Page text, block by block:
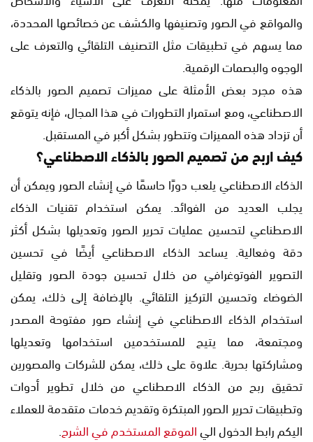
والمواقع في الصور وتصنيفها والكشف عن خصائصها المحددة،
مما يسهم في تطبيقات مثل التصنيف التلقائي والتعرف على
الوجوه والبصمات الرقمية.
هذه مجرد بعض الأمثلة على مميزات تصميم الصور بالذكاء
الاصطناعي، ومع استمرار التطورات في هذا المجال، فإنه يتوقع
أن تزداد هذه المميزات وتتطور بشكل أكبر في المستقبل.
كيف اربح من تصميم الصور بالذكاء الاصطناعي؟
الذكاء الاصطناعي يلعب دورًا حاسمًا في إنشاء الصور ويمكن أن
يجلب العديد من الفوائد. يمكن استخدام تقنيات الذكاء
الاصطناعي لتحسين عمليات تحرير الصور وتعديلها بشكل أكثر
دقة وفعالية. يساعد الذكاء الاصطناعي أيضًا في تحسين
التصوير الفوتوغرافي من خلال تحسين جودة الصور وتقليل
الضوضاء وتحسين التركيز التلقائي. بالإضافة إلى ذلك، يمكن
استخدام الذكاء الاصطناعي في إنشاء صور مفتوحة المصدر
ومجتمعة، مما يتيح للمستخدمين استخدامها وتعديلها
ومشاركتها بحرية. علاوة على ذلك، يمكن للشركات والمصورين
تحقيق ربح من الذكاء الاصطناعي من خلال تطوير أدوات
وتطبيقات تحرير الصور المبتكرة وتقديم خدمات متقدمة للعملاء
اليكم رابط الدخول اليالموقع المستخدم في الشرح.